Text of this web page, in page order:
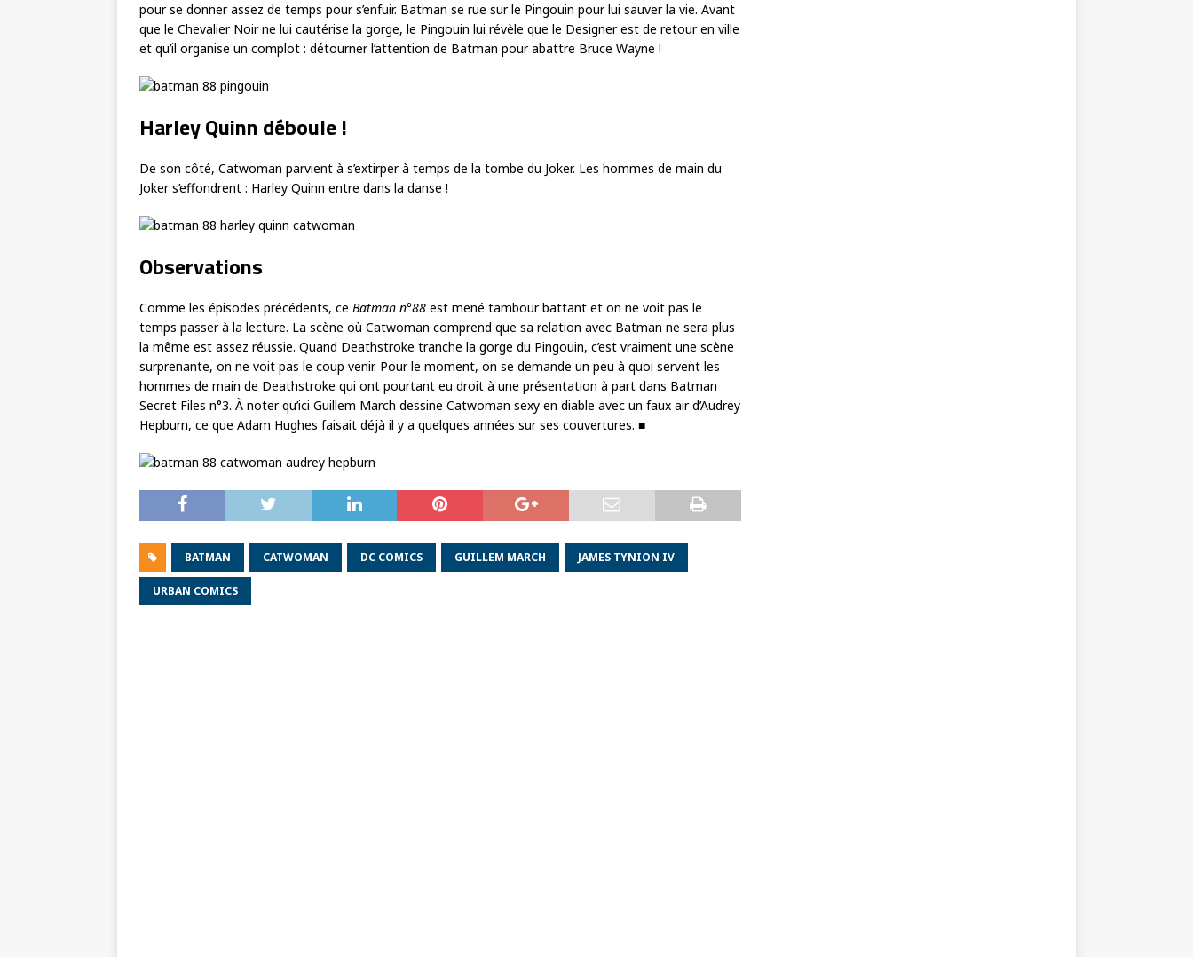
pour se donner assez de temps pour s’enfuir. Batman se rue sur le Pingouin pour lui sauver la vie. Avant
que le Chevalier Noir ne lui cautérise la gorge, le Pingouin lui révèle que le Designer est de retour en ville
et qu’il organise un complot : détourner l’attention de Batman pour abattre Bruce Wayne !
Harley Quinn déboule !
De son côté, Catwoman parvient à s’extirper à temps de la tombe du Joker. Les hommes de main du
Joker s’effondrent : Harley Quinn entre dans la danse !
Observations
Comme les épisodes précédents, ce Batman n°88 est mené tambour battant et on ne voit pas le
temps passer à la lecture. La scène où Catwoman comprend que sa relation avec Batman ne sera plus
la même est assez réussie. Quand Deathstroke tranche la gorge du Pingouin, c’est vraiment une scène
surprenante, on ne voit pas le coup venir. Pour le moment, on se demande un peu à quoi servent les
hommes de main de Deathstroke qui ont pourtant eu droit à une présentation à part dans Batman
Secret Files n°3. À noter qu’ici Guillem March dessine Catwoman sexy en diable avec un faux air d’Audrey
Hepburn, ce que Adam Hughes faisait déjà il y a quelques années sur ses couvertures. ■
BATMAN CATWOMAN DC COMICS GUILLEM MARCH JAMES TYNION IV
URBAN COMICS